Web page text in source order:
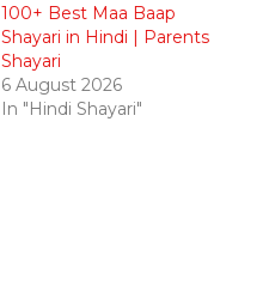
100+ Best Maa Baap
Shayari in Hindi | Parents
Shayari
6 August 2026
In "Hindi Shayari"